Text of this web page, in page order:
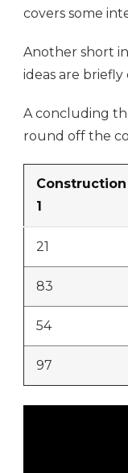
covers some
Another short
ideas are briefly
A concluding
round off the
Construction
1
21
83
54
97